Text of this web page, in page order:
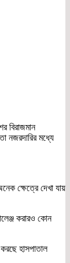
বিরাজমান
নজরদারির মধ্যে
ক্ষেত্রে দেখা যায়
করারও কোন
হাসপাতাল